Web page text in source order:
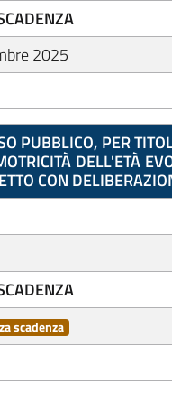
2025
PUBBLICO, PER
DELL'ETÀ
CON
scadenza